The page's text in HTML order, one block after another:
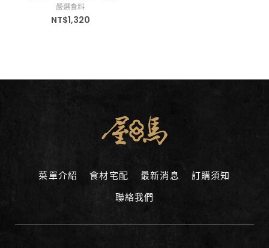
嚴選食料
NT$1,320
菜單介紹 食材宅配 最新消息
訂購須知
聯絡我們